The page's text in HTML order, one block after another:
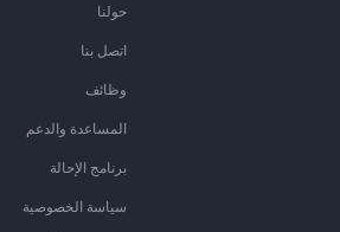
حولنا
اتصل بنا
وظائف
المساعدة والدعم
برنامج الإحالة
سياسة الخصوصية